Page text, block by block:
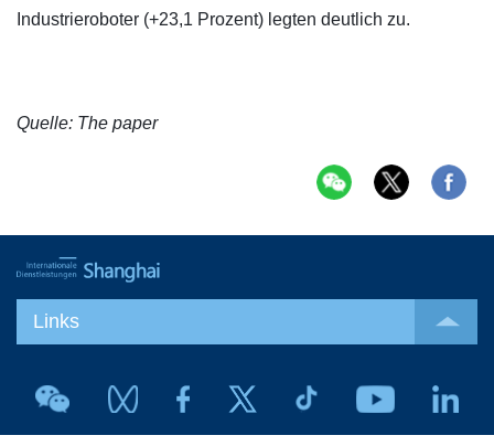
Industrieroboter (+23,1 Prozent) legten deutlich zu.
Quelle: The paper
Links